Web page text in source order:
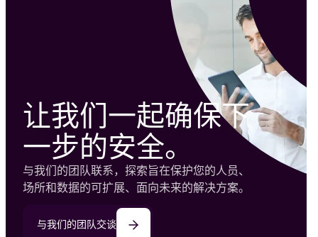
让我们一起确保下
一步的安全。
与我们的团队联系，探索旨在保护您的人员、
场所和数据的可扩展、面向未来的解决方案。
与我们的团队交谈